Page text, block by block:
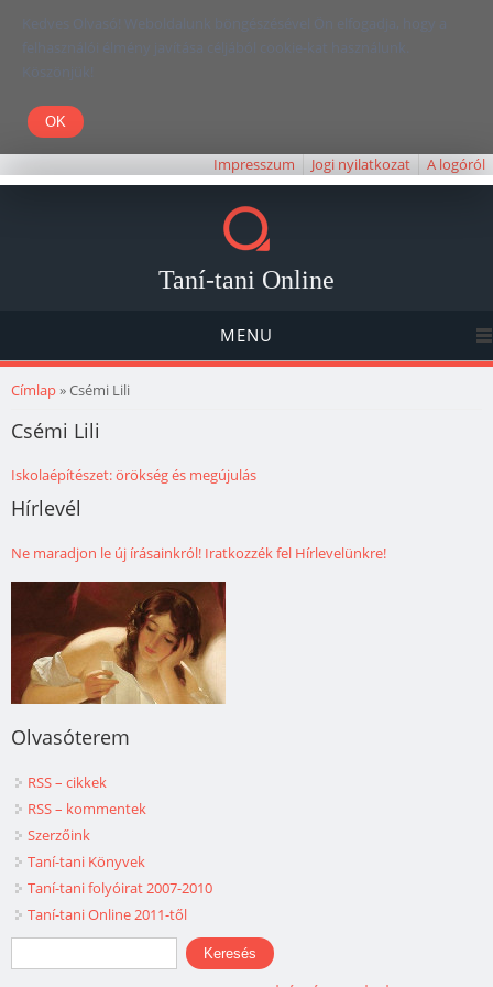
Kedves Olvasó! Weboldalunk böngészésével Ön elfogadja, hogy a
felhasználói élmény javítása céljából cookie-kat használunk.
Köszönjük!
Impresszum Jogi nyilatkozat A logóról
Taní-tani Online
MENU
Jelenlegi hely
Címlap» Csémi Lili
Csémi Lili
Iskolaépítészet: örökség és megújulás
Hírlevél
Ne maradjon le új írásainkról! Iratkozzék fel Hírlevelünkre!
Olvasóterem
RSS – cikkek
RSS – kommentek
Szerzőink
Taní-tani Könyvek
Taní-tani folyóirat 2007-2010
Taní-tani Online 2011-től
Keresés űrlap
Keresés